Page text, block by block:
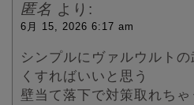
匿名 より:
6月 15, 2026 6:17 am
シンプルにヴァルウルト
くすればいいと思う
壁当て落下で対策取れち